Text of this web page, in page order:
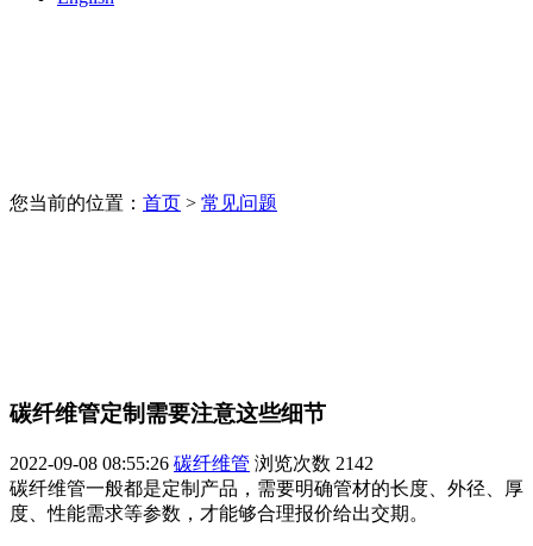
您当前的位置： 首页 > 常见问题
碳纤维管定制需要注意这些细节
2022-09-08 08:55:26 碳纤维管 浏览次数 2142
碳纤维管一般都是定制产品，需要明确管材的长度、外径、厚
度、性能需求等参数，才能够合理报价给出交期。